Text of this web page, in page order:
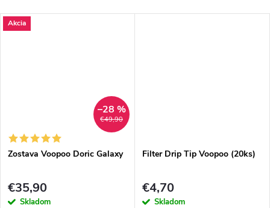
Akcia
€49,90
–28 %
Zostava Voopoo Doric Galaxy
€35,90
Skladom
Filter Drip Tip Voopoo (20ks)
€4,70
Skladom